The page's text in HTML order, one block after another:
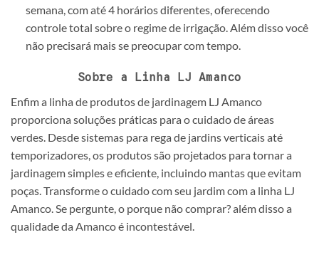
semana, com até 4 horários diferentes, oferecendo
controle total sobre o regime de irrigação. Além disso você
não precisará mais se preocupar com tempo.
Sobre a Linha LJ Amanco
Enfim a linha de produtos de jardinagem LJ Amanco
proporciona soluções práticas para o cuidado de áreas
verdes. Desde sistemas para rega de jardins verticais até
temporizadores, os produtos são projetados para tornar a
jardinagem simples e eficiente, incluindo mantas que evitam
poças. Transforme o cuidado com seu jardim com a linha LJ
Amanco. Se pergunte, o porque não comprar? além disso a
qualidade da Amanco é incontestável.